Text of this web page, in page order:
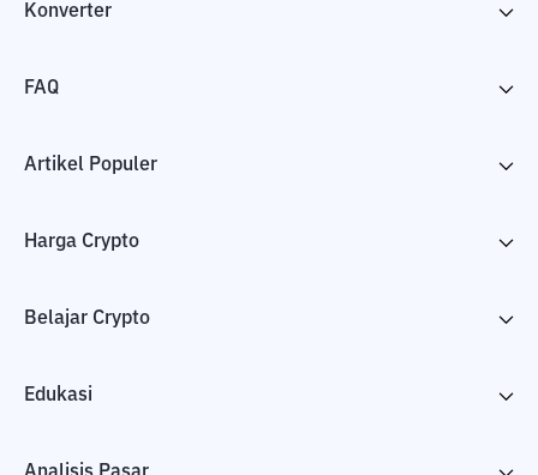
Konverter
FAQ
Artikel Populer
Harga Crypto
Belajar Crypto
Edukasi